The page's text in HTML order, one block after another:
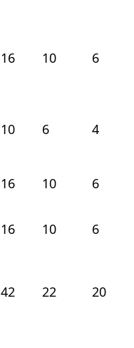
16 10 6
10 6 4
16 10 6
16 10 6
42 22 20